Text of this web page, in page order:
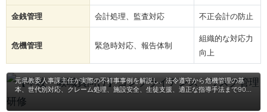
金銭管理 会計処理、監査対応 不正会計の防止
危機管理 緊急時対応、報告体制
組織的な対応力
向上
【学校・教職員向け】コンプライアンス・リスク管
理研修
元県教委人事課主任が実際の不祥事事例を解説し、法令遵守から危機管理の基
本、世代別対応、クレーム処理、施設安全、生徒支援、適正な指導手法まで90
～180分の講義＆ワークで実践指導。学校運営の安定化を促進し、教職員の自覚
を醸成、地域・保護者からの信頼向上を図ります。